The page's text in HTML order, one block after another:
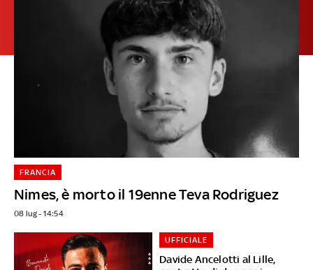
Nimes, è morto il 19enne Teva Rodriguez
FRANCIA
08 lug - 14:54
Davide Ancelotti al Lille,
UFFICIALE